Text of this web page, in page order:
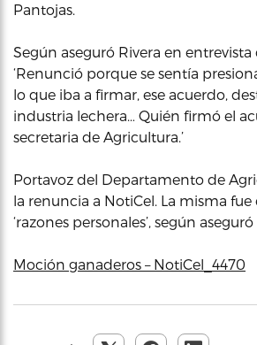
Pantojas.
Según aseguró Rivera en entrevista
‘Renunció porque se sentía
lo que iba a firmar, ese acuerdo,
industria lechera… Quién firmó el
secretaria de Agricultura.’
Portavoz del Departamento de
la renuncia a NotiCel. La misma fue
‘razones personales’, según
Moción ganaderos – NotiCel_4470